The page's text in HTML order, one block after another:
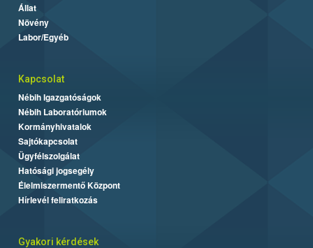
Állat
Növény
Labor/Egyéb
Kapcsolat
Nébih Igazgatóságok
Nébih Laboratóriumok
Kormányhivatalok
Sajtókapcsolat
Ügyfélszolgálat
Hatósági jogsegély
Élelmiszermentő Központ
Hírlevél feliratkozás
Gyakori kérdések